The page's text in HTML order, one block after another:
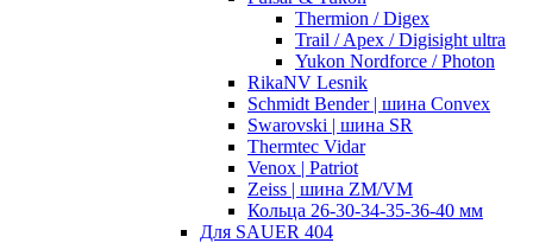
Thermion / Digex
Trail / Apex / Digisight ultra
Yukon Nordforce / Photon
RikaNV Lesnik
Schmidt Bender | шина Convex
Swarovski | шина SR
Thermtec Vidar
Venox | Patriot
Zeiss | шина ZM/VM
Кольца 26-30-34-35-36-40 мм
Для SAUER 404